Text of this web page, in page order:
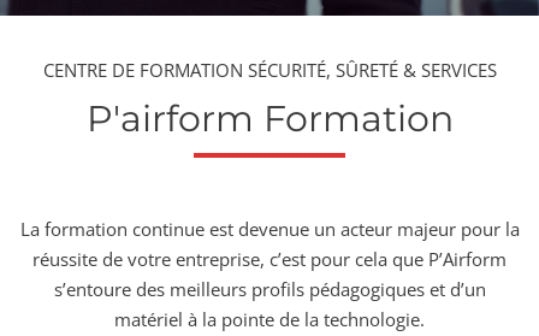
CENTRE DE FORMATION SÉCURITÉ, SÛRETÉ & SERVICES
P'airform Formation
La formation continue est devenue un acteur majeur pour la
réussite de votre entreprise, c’est pour cela que P’Airform
s’entoure des meilleurs profils pédagogiques et d’un
matériel à la pointe de la technologie.